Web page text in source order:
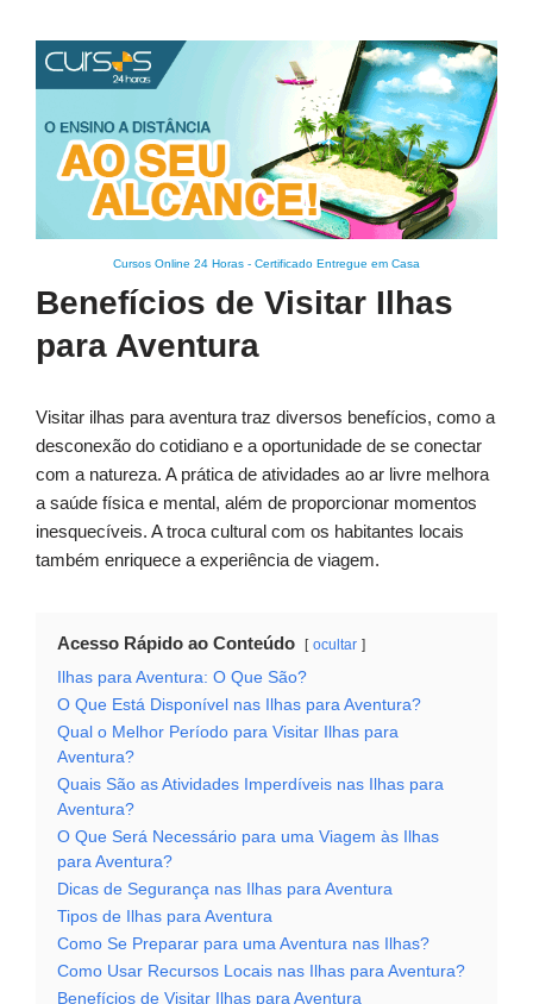
Cursos Online 24 Horas - Certificado Entregue em Casa
Benefícios de Visitar Ilhas
para Aventura
Visitar ilhas para aventura traz diversos benefícios, como a
desconexão do cotidiano e a oportunidade de se conectar
com a natureza. A prática de atividades ao ar livre melhora
a saúde física e mental, além de proporcionar momentos
inesquecíveis. A troca cultural com os habitantes locais
também enriquece a experiência de viagem.
Acesso Rápido ao Conteúdo ocultar
Ilhas para Aventura: O Que São?
O Que Está Disponível nas Ilhas para Aventura?
Qual o Melhor Período para Visitar Ilhas para
Aventura?
Quais São as Atividades Imperdíveis nas Ilhas para
Aventura?
O Que Será Necessário para uma Viagem às Ilhas
para Aventura?
Dicas de Segurança nas Ilhas para Aventura
Tipos de Ilhas para Aventura
Como Se Preparar para uma Aventura nas Ilhas?
Como Usar Recursos Locais nas Ilhas para Aventura?
Benefícios de Visitar Ilhas para Aventura